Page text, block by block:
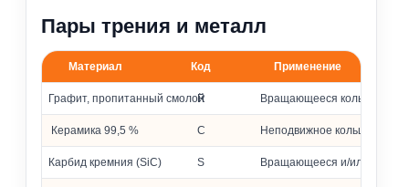
Пары трения и металл
Материалы колец и металлических частей
Материал Код Применение
Графит, пропитанный смолой
R Вращающееся кольцо
Керамика 99,5 % C Неподвижное кольцо
Карбид кремния (SiC) S Вращающееся и/или